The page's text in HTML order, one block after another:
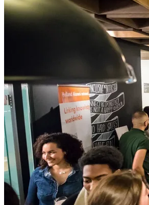
——
現地会場 | Venue：ONE FUKUOKA
〒810-0001 福岡県福
1 Chome-11-1 Tenjin, Chuo Ward,
*オフィス直通エレベーター1F/ B2から
Please take the office-direct elevator from
(行き方動画 | Direction video)
ご入場は、お手元のスマートフォンで
6Fに着きましたら、受付のQRコードを
Gatheringをお楽しみください。 （※チ
ウトは不要です）
Your phone is the ticket!
At the 6F reception, simply scan the QR